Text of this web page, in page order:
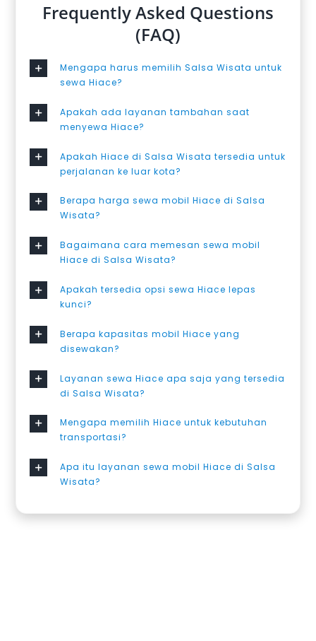
Frequently Asked Questions
(FAQ)
Mengapa harus memilih Salsa Wisata untuk
sewa Hiace?
Apakah ada layanan tambahan saat
menyewa Hiace?
Apakah Hiace di Salsa Wisata tersedia untuk
perjalanan ke luar kota?
Berapa harga sewa mobil Hiace di Salsa
Wisata?
Bagaimana cara memesan sewa mobil
Hiace di Salsa Wisata?
Apakah tersedia opsi sewa Hiace lepas
kunci?
Berapa kapasitas mobil Hiace yang
disewakan?
Layanan sewa Hiace apa saja yang tersedia
di Salsa Wisata?
Mengapa memilih Hiace untuk kebutuhan
transportasi?
Apa itu layanan sewa mobil Hiace di Salsa
Wisata?